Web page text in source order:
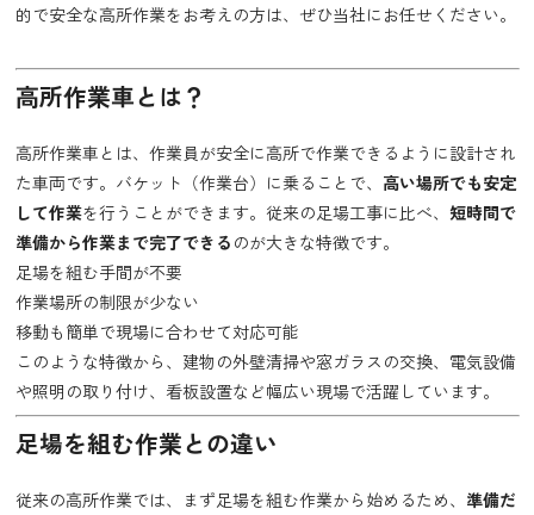
的で安全な高所作業をお考えの方は、ぜひ当社にお任せください。
高所作業車とは？
高所作業車とは、作業員が安全に高所で作業できるように設計され
た車両です。バケット（作業台）に乗ることで、 高い場所でも安定
して作業を行うことができます。従来の足場工事に比べ、 短時間で
準備から作業まで完了できる のが大きな特徴です。
足場を組む手間が不要
作業場所の制限が少ない
移動も簡単で現場に合わせて対応可能
このような特徴から、建物の外壁清掃や窓ガラスの交換、電気設備
や照明の取り付け、看板設置など幅広い現場で活躍しています。
足場を組む作業との違い
従来の高所作業では、まず足場を組む作業から始めるため、 準備だ